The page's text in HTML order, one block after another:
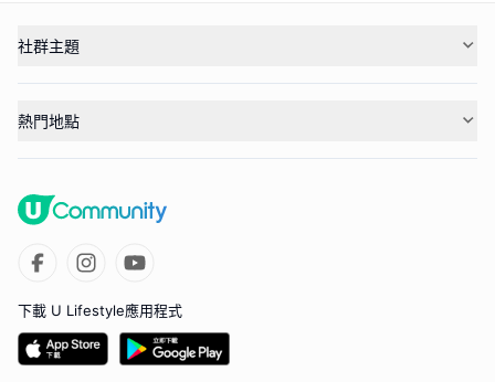
社群主題
熱門地點
下載 U Lifestyle應用程式